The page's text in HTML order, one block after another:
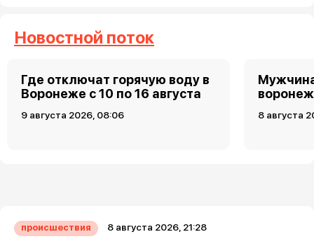
Новостной поток
Где отключат горячую воду в
Воронеже с 10 по 16 августа
9 августа 2026, 08:06 8 августа
происшествия 8 августа 2026, 21:28